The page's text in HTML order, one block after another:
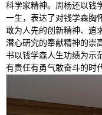
科学家精神。周杨还以钱
一生，表达了对钱学森胸
敢为人先的创新精神、追
潜心研究的奉献精神的崇
书以钱学森人生功绩为示
有责任有勇气敢奋斗的时